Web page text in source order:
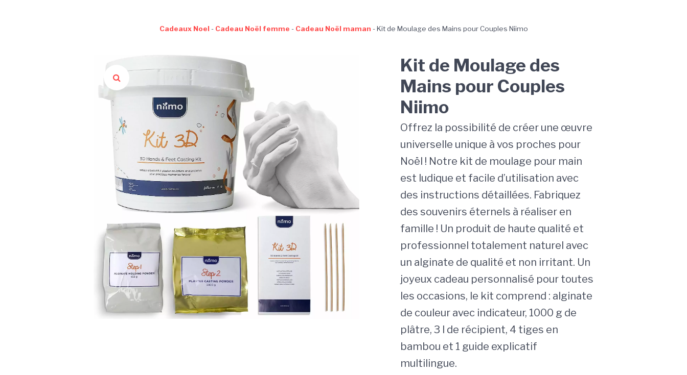
Cadeaux Noel - Cadeau Noël femme - Cadeau Noël maman -Kit de Moulage des Mains pour Couples Niimo
Kit de Moulage des
Mains pour Couples
Niimo
Offrez la possibilité de créer une œuvre
universelle unique à vos proches pour
Noël ! Notre kit de moulage pour main
est ludique et facile d’utilisation avec
des instructions détaillées. Fabriquez
des souvenirs éternels à réaliser en
famille ! Un produit de haute qualité et
professionnel totalement naturel avec
un alginate de qualité et non irritant. Un
joyeux cadeau personnalisé pour toutes
les occasions, le kit comprend : alginate
de couleur avec indicateur, 1000 g de
plâtre, 3 l de récipient, 4 tiges en
bambou et 1 guide explicatif
multilingue.